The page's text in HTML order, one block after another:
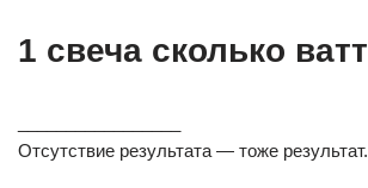
1 свеча сколько ватт
Отсутствие результата — тоже результат.